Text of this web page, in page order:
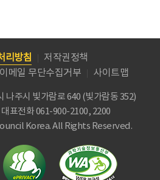
리방침
저작권정책
메일 무단수집거부
사이트맵
나주시 빛가람로 640 (빛가람동 352)
대표전화 061-900-2100, 2200
Korea. All Rights Reserved.